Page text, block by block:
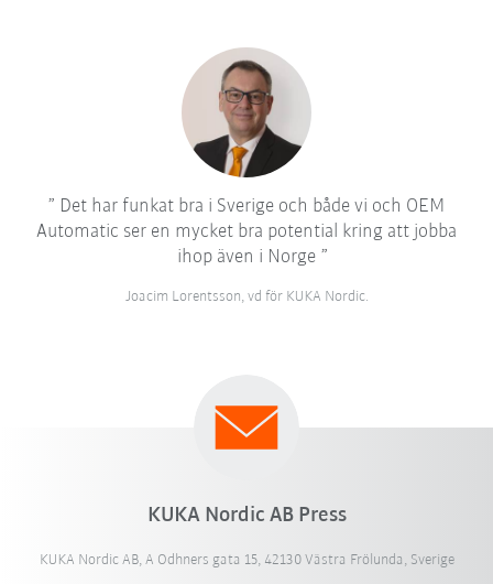
Det har funkat bra i Sverige och både vi och OEM
Automatic ser en mycket bra potential kring att jobba
ihop även i Norge
Joacim Lorentsson, vd för KUKA Nordic.
KUKA Nordic AB Press
KUKA Nordic AB, A Odhners gata 15, 42130 Västra Frölunda, Sverige